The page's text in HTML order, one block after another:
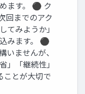
ます。 ⚫ ク
回までのアク
てみようか」
みます。 ⚫
いませんが、
」「継続性」
ことが大切で